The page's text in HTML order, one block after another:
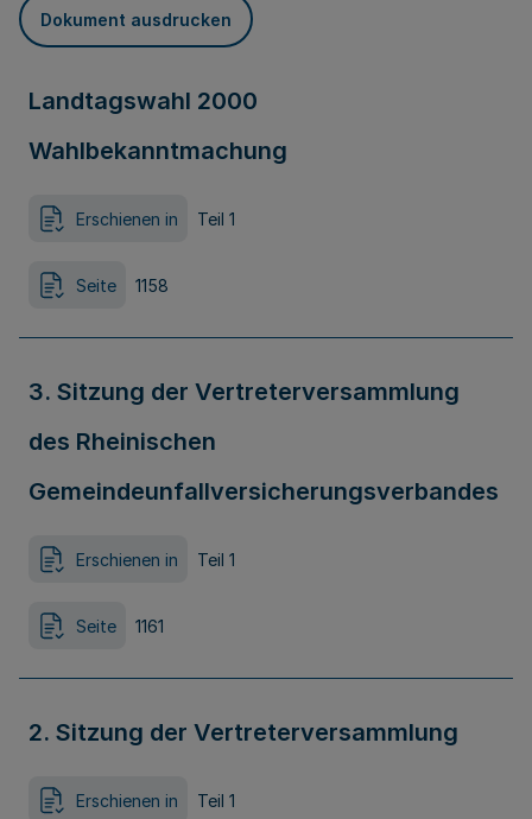
Dokument ausdrucken
Landtagswahl 2000
Wahlbekanntmachung
Erschienen in Teil 1
Seite 1158
3. Sitzung der Vertreterversammlung
des Rheinischen
Gemeindeunfallversicherungsverbandes
Erschienen in Teil 1
Seite 1161
2. Sitzung der Vertreterversammlung
Erschienen in Teil 1